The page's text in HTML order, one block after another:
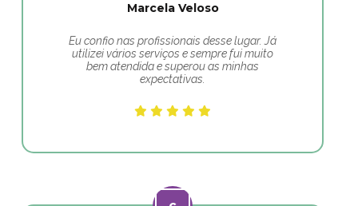
Marcela Veloso
Eu confio nas profissionais desse lugar. Já
utilizei vários serviços e sempre fui muito
bem atendida e superou as minhas
expectativas.